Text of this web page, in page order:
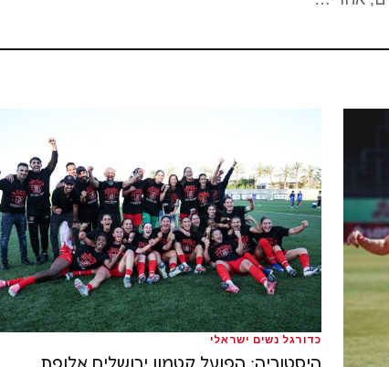
כדורגל נשים ישראלי
היסטוריה: הפועל קטמון ירושלים אלופת